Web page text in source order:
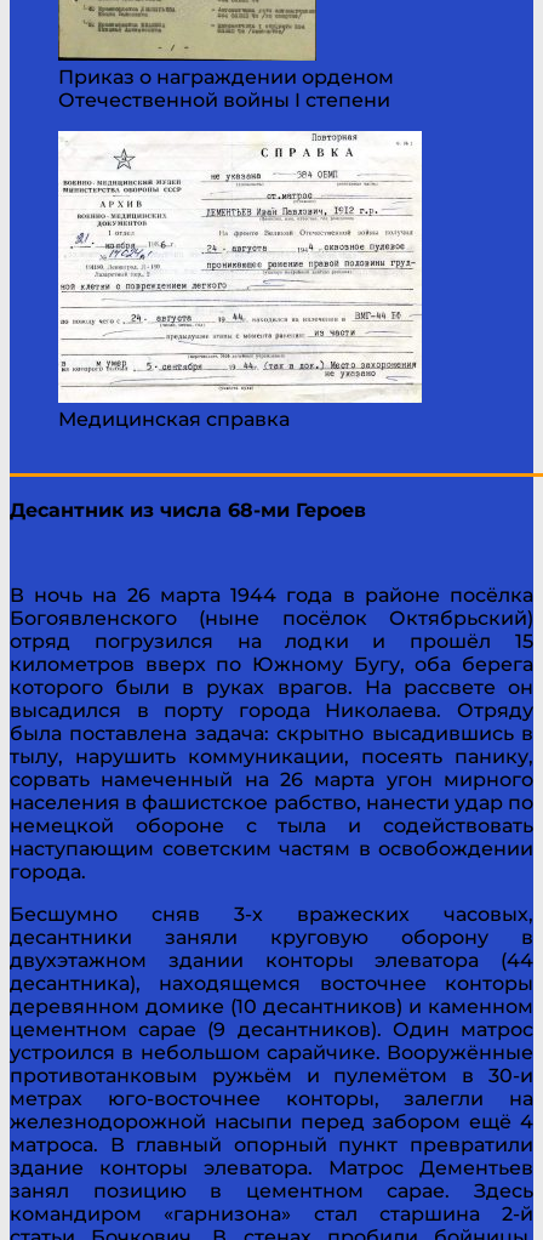
Приказ о награждении орденом
Отечественной войны I степени
Медицинская справка
Десантник из числа 68-ми Героев
В ночь на 26 марта 1944 года в районе посёлка
Богоявленского (ныне посёлок Октябрьский)
отряд погрузился на лодки и прошёл 15
километров вверх по Южному Бугу, оба берега
которого были в руках врагов. На рассвете он
высадился в порту города Николаева. Отряду
была поставлена задача: скрытно высадившись в
тылу, нарушить коммуникации, посеять панику,
сорвать намеченный на 26 марта угон мирного
населения в фашистское рабство, нанести удар по
немецкой обороне с тыла и содействовать
наступающим советским частям в освобождении
города.
Бесшумно сняв 3-х вражеских часовых,
десантники заняли круговую оборону в
двухэтажном здании конторы элеватора (44
десантника), находящемся восточнее конторы
деревянном домике (10 десантников) и каменном
цементном сарае (9 десантников). Один матрос
устроился в небольшом сарайчике. Вооружённые
противотанковым ружьём и пулемётом в 30-и
метрах юго-восточнее конторы, залегли на
железнодорожной насыпи перед забором ещё 4
матроса. В главный опорный пункт превратили
здание конторы элеватора. Матрос Дементьев
занял позицию в цементном сарае. Здесь
командиром «гарнизона» стал старшина 2-й